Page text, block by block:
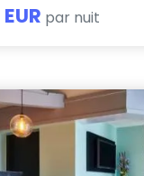
par nuit